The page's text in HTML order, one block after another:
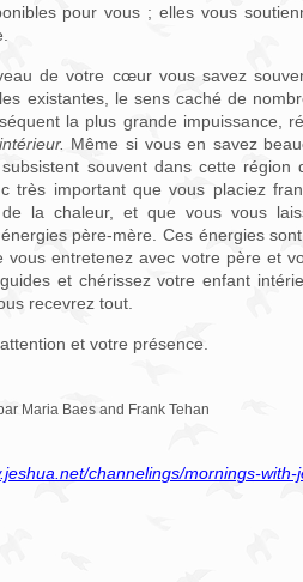
pour vous ; elles vous
de votre cœur vous savez
existantes, le sens caché de
la plus grande impuissance,
Même si vous en savez
souvent dans cette
très important que vous placiez
la chaleur, et que vous vous
père-mère. Ces énergies
vous entretenez avec votre père et
et chérissez votre enfant
recevrez tout.
et votre présence.
Maria Baes and Frank Tehan
channelings/mornings-